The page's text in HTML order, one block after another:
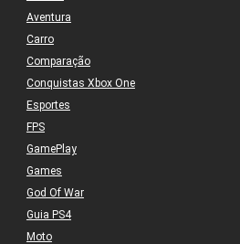
Aventura
Carro
Comparação
Conquistas Xbox One
Esportes
FPS
GamePlay
Games
God Of War
Guia PS4
Moto